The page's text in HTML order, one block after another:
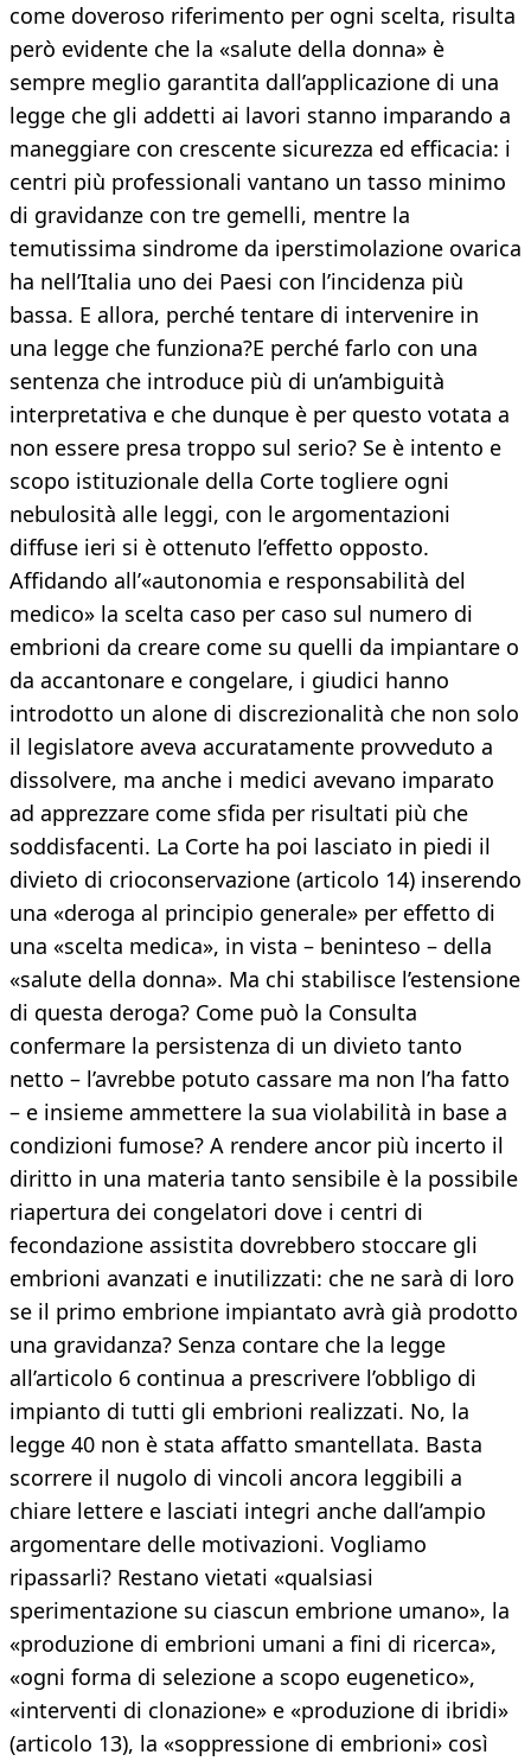
come doveroso riferimento per ogni scelta, risulta
però evidente che la «salute della donna» è
sempre meglio garantita dall’applicazione di una
legge che gli addetti ai lavori stanno imparando a
maneggiare con crescente sicurezza ed efficacia: i
centri più professionali vantano un tasso minimo
di gravidanze con tre gemelli, mentre la
temutissima sindrome da iperstimolazione ovarica
ha nell’Italia uno dei Paesi con l’incidenza più
bassa. E allora, perché tentare di intervenire in
una legge che funziona?E perché farlo con una
sentenza che introduce più di un’ambiguità
interpretativa e che dunque è per questo votata a
non essere presa troppo sul serio? Se è intento e
scopo istituzionale della Corte togliere ogni
nebulosità alle leggi, con le argomentazioni
diffuse ieri si è ottenuto l’effetto opposto.
Affidando all’«autonomia e responsabilità del
medico» la scelta caso per caso sul numero di
embrioni da creare come su quelli da impiantare o
da accantonare e congelare, i giudici hanno
introdotto un alone di discrezionalità che non solo
il legislatore aveva accuratamente provveduto a
dissolvere, ma anche i medici avevano imparato
ad apprezzare come sfida per risultati più che
soddisfacenti. La Corte ha poi lasciato in piedi il
divieto di crioconservazione (articolo 14) inserendo
una «deroga al principio generale» per effetto di
una «scelta medica», in vista – beninteso – della
«salute della donna». Ma chi stabilisce l’estensione
di questa deroga? Come può la Consulta
confermare la persistenza di un divieto tanto
netto – l’avrebbe potuto cassare ma non l’ha fatto
– e insieme ammettere la sua violabilità in base a
condizioni fumose? A rendere ancor più incerto il
diritto in una materia tanto sensibile è la possibile
riapertura dei congelatori dove i centri di
fecondazione assistita dovrebbero stoccare gli
embrioni avanzati e inutilizzati: che ne sarà di loro
se il primo embrione impiantato avrà già prodotto
una gravidanza? Senza contare che la legge
all’articolo 6 continua a prescrivere l’obbligo di
impianto di tutti gli embrioni realizzati. No, la
legge 40 non è stata affatto smantellata. Basta
scorrere il nugolo di vincoli ancora leggibili a
chiare lettere e lasciati integri anche dall’ampio
argomentare delle motivazioni. Vogliamo
ripassarli? Restano vietati «qualsiasi
sperimentazione su ciascun embrione umano», la
«produzione di embrioni umani a fini di ricerca»,
«ogni forma di selezione a scopo eugenetico»,
«interventi di clonazione» e «produzione di ibridi»
(articolo 13), la «soppressione di embrioni» così